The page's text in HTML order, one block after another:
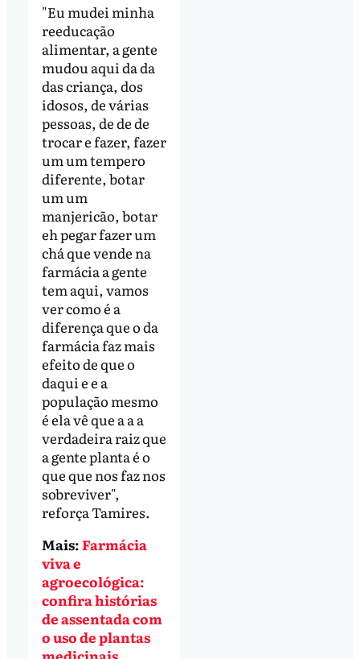
"Eu mudei minha
reeducação
alimentar, a gente
mudou aqui da da
das criança, dos
idosos, de várias
pessoas, de de de
trocar e fazer, fazer
um um tempero
diferente, botar
um um
manjericão, botar
eh pegar fazer um
chá que vende na
farmácia a gente
tem aqui, vamos
ver como é a
diferença que o da
farmácia faz mais
efeito de que o
daqui e e a
população mesmo
é ela vê que a a a
verdadeira raiz que
a gente planta é o
que que nos faz nos
sobreviver",
reforça Tamires.
Mais:Farmácia
viva e
agroecológica:
confira histórias
de assentada com
o uso de plantas